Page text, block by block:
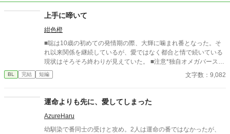
上手に啼いて
紺色橙
■聡は10歳の初めての発情期の際、大輝に噛まれ番となった。そ
れ以来関係を継続しているが、愛ではなく都合と情で続いている
現状はそろそろ終わりが見えていた。 ■注意*独自オメガバース設
定。■『それは愛か本能か』と同じ世界設定です。関係は一切な
し。
BL 完結 短編 文字数：9,082
運命よりも先に、愛してしまった
AzureHaru
幼馴染で番同士の受けと攻め。2人は運命の番ではなかったが、